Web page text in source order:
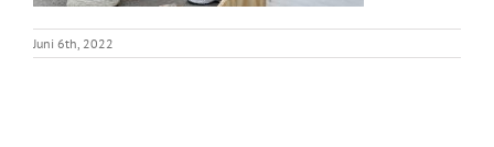
Juni 6th, 2022